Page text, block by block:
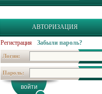
АВТОРИЗАЦИЯ
Регистрация Забыли пароль?
Логин:
Пароль: